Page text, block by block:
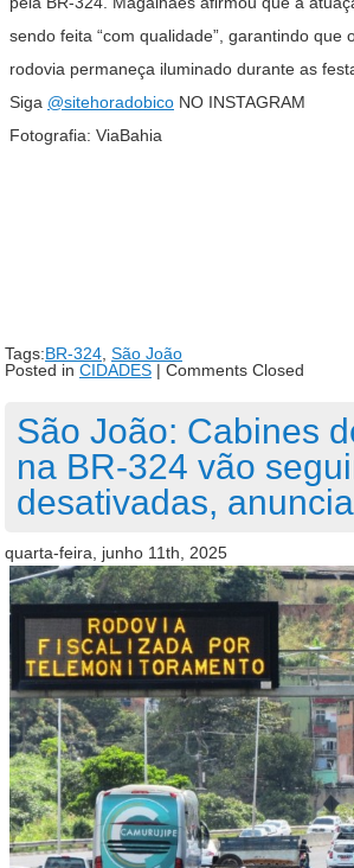
sendo feita “com qualidade”, garantindo que
rodovia permaneça iluminado durante as
Siga @sitehoradobico NO INSTAGRAM
Fotografia: ViaBahia
Tags:BR-324, São João
Posted in CIDADES | Comments Closed
São João: Cabines
na BR-324 vão
desativadas,
quarta-feira, junho 11th, 2025